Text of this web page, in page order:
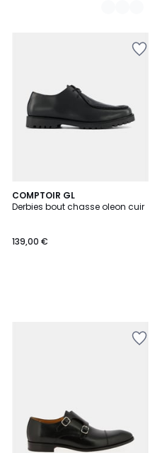
COMPTOIR GL
Derbies bout chasse oleon cuir
139,00 €